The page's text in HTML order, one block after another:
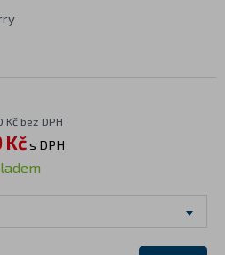
Kč bez DPH
Kčs DPH